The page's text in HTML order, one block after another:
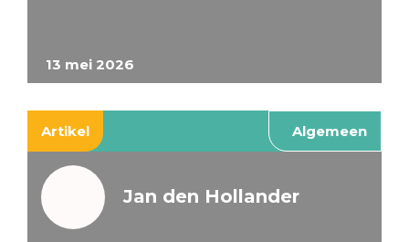
13 mei 2026
Artikel Algemeen
Jan den Hollander